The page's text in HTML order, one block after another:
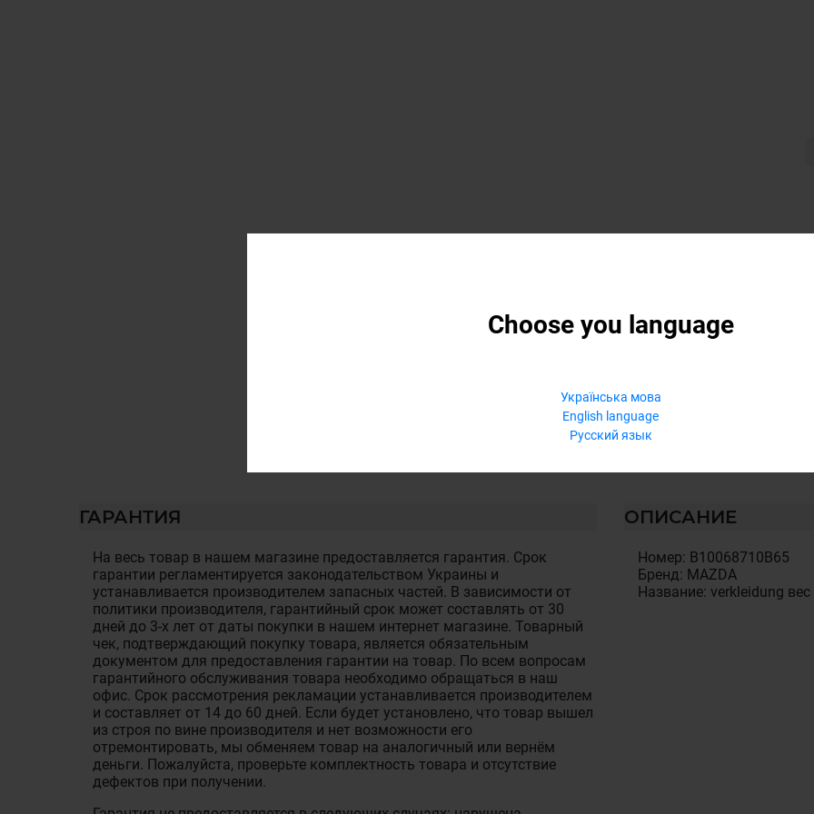
Choose you language
Українська мова
English language
Русский язык
ГАРАНТИЯ
На весь товар в нашем магазине предоставляется гарантия. Срок
гарантии регламентируется законодательством Украины и
устанавливается производителем запасных частей. В зависимости от
политики производителя, гарантийный срок может составлять от 30
дней до 3-х лет от даты покупки в нашем интернет магазине. Товарный
чек, подтверждающий покупку товара, является обязательным
документом для предоставления гарантии на товар. По всем вопросам
гарантийного обслуживания товара необходимо обращаться в наш
офис. Срок рассмотрения рекламации устанавливается производителем
и составляет от 14 до 60 дней. Если будет установлено, что товар вышел
из строя по вине производителя и нет возможности его
отремонтировать, мы обменяем товар на аналогичный или вернём
деньги. Пожалуйста, проверьте комплектность товара и отсутствие
дефектов при получении.
ОПИСАНИЕ
Номер: B10068710B65
Бренд: MAZDA
Название: verkleidung вес